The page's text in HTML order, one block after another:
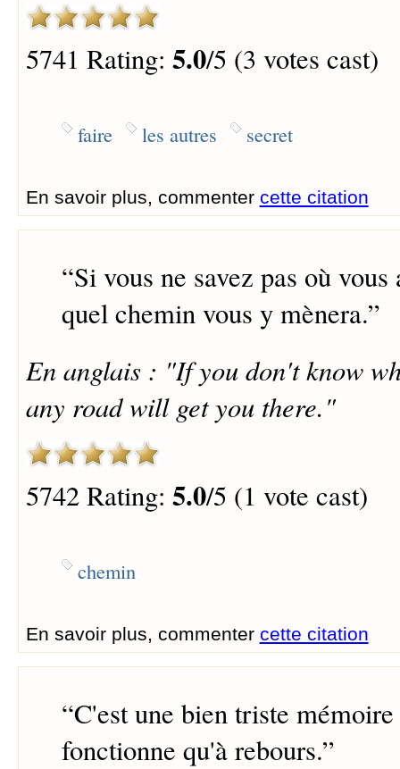
5741 Rating: 5.0/5 (3 votes cast)
faire les autres secret
En savoir plus, commenter cette citation
“Si vous ne savez pas où
quel chemin vous y mènera.”
En anglais : "If you don't know
any road will get you there."
5742 Rating: 5.0/5 (1 vote cast)
chemin
En savoir plus, commenter cette citation
“C'est une bien triste
fonctionne qu'à rebours.”